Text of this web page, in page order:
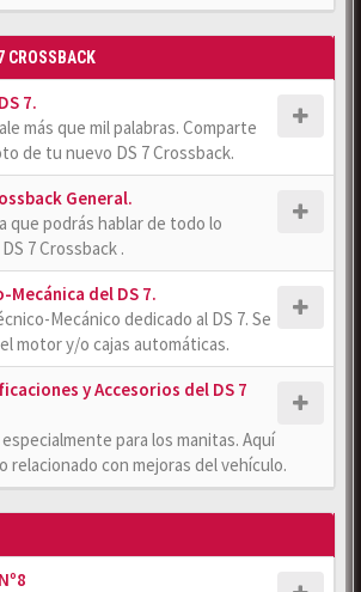
CROSSBACK
7.
más que mil palabras. Comparte
de tu nuevo DS 7 Crossback.
General.
que podrás hablar de todo lo
7 Crossback .
Mecánica del DS 7.
Mecánico dedicado al DS 7. Se
motor y/o cajas automáticas.
y Accesorios del DS 7
para los manitas. Aquí
relacionado con mejoras del vehículo.